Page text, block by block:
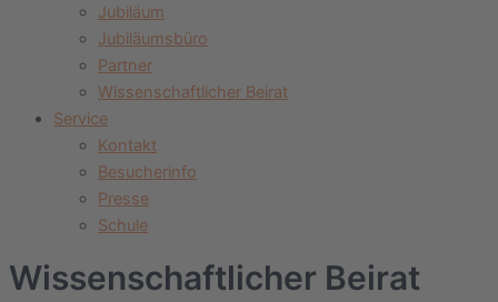
Jubiläum
Jubiläumsbüro
Partner
Wissenschaftlicher Beirat
Service
Kontakt
Besucherinfo
Presse
Schule
Wissenschaftlicher Beirat